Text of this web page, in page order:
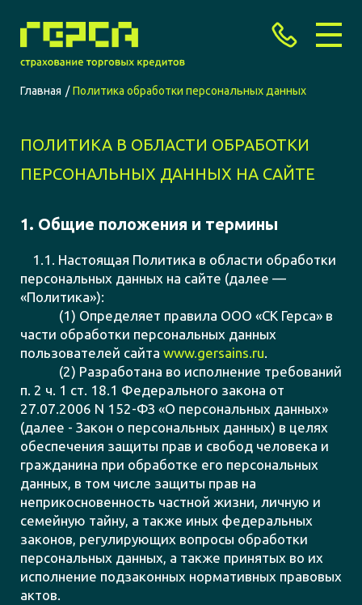
Главная Политика обработки персональных данных
ПОЛИТИКА В ОБЛАСТИ ОБРАБОТКИ
ПЕРСОНАЛЬНЫХ ДАННЫХ НА САЙТЕ
1. Общие положения и термины
1.1. Настоящая Политика в области обработки
персональных данных на сайте (далее —
«Политика»):
(1) Определяет правила ООО «СК Герса» в
части обработки персональных данных
пользователей сайта www.gersains.ru.
(2) Разработана во исполнение требований
п. 2 ч. 1 ст. 18.1 Федерального закона от
27.07.2006 N 152-ФЗ «О персональных данных»
(далее - Закон о персональных данных) в целях
обеспечения защиты прав и свобод человека и
гражданина при обработке его персональных
данных, в том числе защиты прав на
неприкосновенность частной жизни, личную и
семейную тайну, а также иных федеральных
законов, регулирующих вопросы обработки
персональных данных, а также принятых во их
исполнение подзаконных нормативных правовых
актов.